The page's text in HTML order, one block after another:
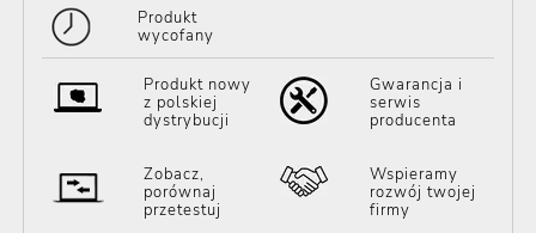
Produkt
wycofany
Produkt nowy
z polskiej
dystrybucji
Gwarancja i
serwis
producenta
Zobacz,
porównaj
przetestuj
Wspieramy
rozwój twojej
firmy